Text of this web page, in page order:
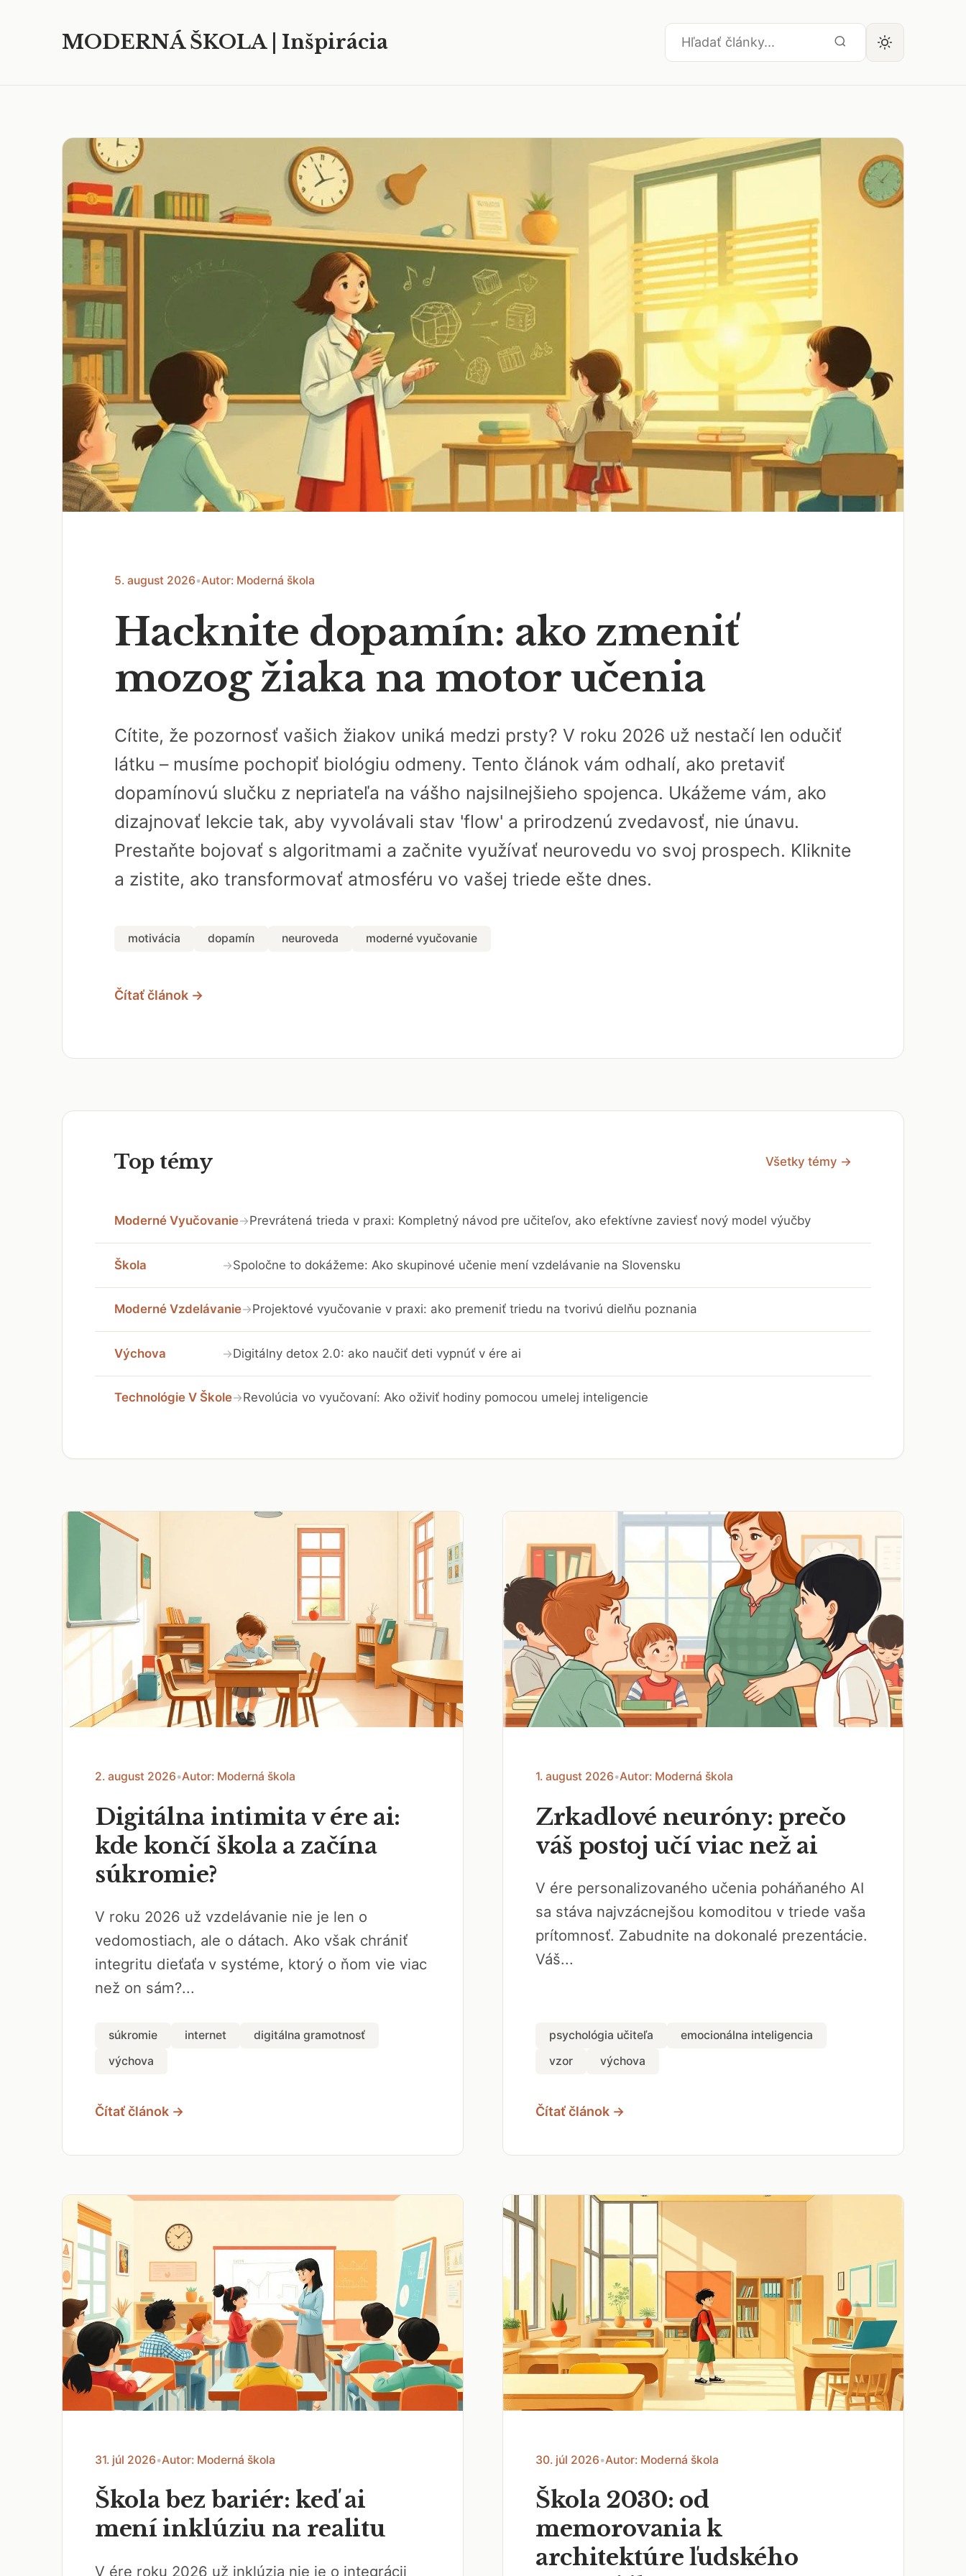
MODERNÁ ŠKOLA | Inšpirácia
5. august 2026•Autor: Moderná škola
Hacknite dopamín: ako zmeniť
mozog žiaka na motor učenia
Cítite, že pozornosť vašich žiakov uniká medzi prsty? V roku 2026 už nestačí len odučiť
látku – musíme pochopiť biológiu odmeny. Tento článok vám odhalí, ako pretaviť
dopamínovú slučku z nepriateľa na vášho najsilnejšieho spojenca. Ukážeme vám, ako
dizajnovať lekcie tak, aby vyvolávali stav 'flow' a prirodzenú zvedavosť, nie únavu.
Prestaňte bojovať s algoritmami a začnite využívať neurovedu vo svoj prospech. Kliknite
a zistite, ako transformovať atmosféru vo vašej triede ešte dnes.
motivácia dopamín neuroveda moderné vyučovanie
Čítať článok →
Top témy Všetky témy →
Moderné Vyučovanie→Prevrátená trieda v praxi: Kompletný návod pre učiteľov, ako efektívne zaviesť nový model výučby
Škola →Spoločne to dokážeme: Ako skupinové učenie mení vzdelávanie na Slovensku
Moderné Vzdelávanie→Projektové vyučovanie v praxi: ako premeniť triedu na tvorivú dielňu poznania
Výchova →Digitálny detox 2.0: ako naučiť deti vypnúť v ére ai
Technológie V Škole→Revolúcia vo vyučovaní: Ako oživiť hodiny pomocou umelej inteligencie
2. august 2026•Autor: Moderná škola
Digitálna intimita v ére ai:
kde končí škola a začína
súkromie?
V roku 2026 už vzdelávanie nie je len o
vedomostiach, ale o dátach. Ako však chrániť
integritu dieťaťa v systéme, ktorý o ňom vie viac
než on sám?...
súkromie internet
digitálna gramotnosť
výchova
Čítať článok →
1. august 2026•Autor: Moderná škola
Zrkadlové neuróny: prečo
váš postoj učí viac než ai
V ére personalizovaného učenia poháňaného AI
sa stáva najvzácnejšou komoditou v triede vaša
prítomnosť. Zabudnite na dokonalé prezentácie.
Váš...
psychológia učiteľa
emocionálna inteligencia
vzor
výchova
Čítať článok →
31. júl 2026•Autor: Moderná škola
Škola bez bariér: keď ai
mení inklúziu na realitu
V ére roku 2026 už inklúzia nie je o integrácii
30. júl 2026•Autor: Moderná škola
Škola 2030: od
memorovania k
architektúre ľudského